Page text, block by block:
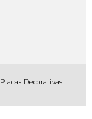
Decorativas